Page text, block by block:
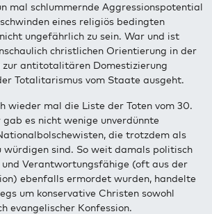
mal schlummernde Aggressionspotential
eines religiös bedingten
ungefährlich zu sein. War und ist
christlichen Orientierung in der
zur antitotalitären Domestizierung
Totalitarismus vom Staate ausgeht.
wieder mal die Liste der Toten vom 30.
gab es nicht wenige unverdünnte
die trotzdem als
sind. So weit damals politisch
und Verantwortungsfähige (oft aus der
ebenfalls ermordet wurden, handelte
um konservative Christen sowohl
evangelischer Konfession.